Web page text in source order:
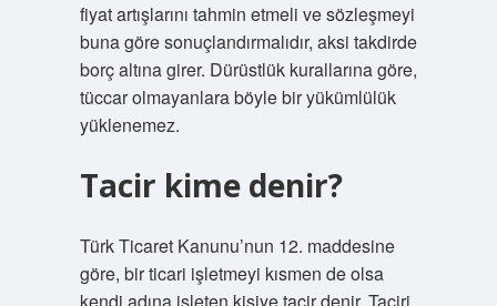
fiyat artışlarını tahmin etmeli ve sözleşmeyi
buna göre sonuçlandırmalıdır, aksi takdirde
borç altına girer. Dürüstlük kurallarına göre,
tüccar olmayanlara böyle bir yükümlülük
yüklenemez.
Tacir kime denir?
Türk Ticaret Kanunu’nun 12. maddesine
göre, bir ticari işletmeyi kısmen de olsa